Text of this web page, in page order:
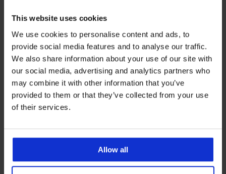
This website uses cookies
We use cookies to personalise content and ads, to
provide social media features and to analyse our traffic.
We also share information about your use of our site with
our social media, advertising and analytics partners who
may combine it with other information that you’ve
provided to them or that they’ve collected from your use
of their services.
Allow all
042 952927
info@astratex.bg
Newsletter
Абонирайте се за нюзлетъра ни и получете най-
добрите оферти.
Абонирайте се